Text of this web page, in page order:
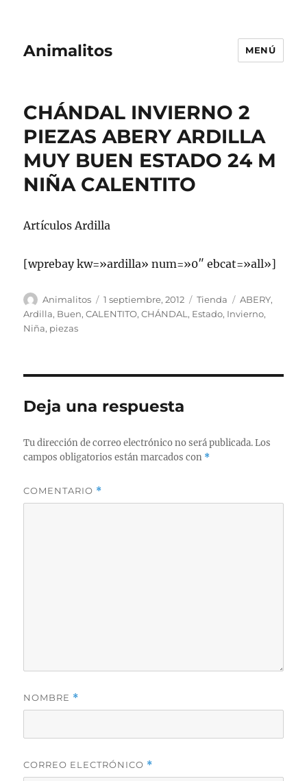
Animalitos MENÚ
CHÁNDAL INVIERNO 2
PIEZAS ABERY ARDILLA
MUY BUEN ESTADO 24 M
NIÑA CALENTITO
Artículos Ardilla
[wprebay kw=»ardilla» num=»0″ ebcat=»all»]
Autor
Animalitos
Publicado
el
1 septiembre, 2012 Categorías
Tienda Etiquetas
ABERY,
Ardilla, Buen,CALENTITO,CHÁNDAL , Estado, Invierno,
Niña, piezas
Deja una respuesta
Tu dirección de correo electrónico no será publicada. Los
campos obligatorios están marcados con *
COMENTARIO *
NOMBRE *
CORREO ELECTRÓNICO *